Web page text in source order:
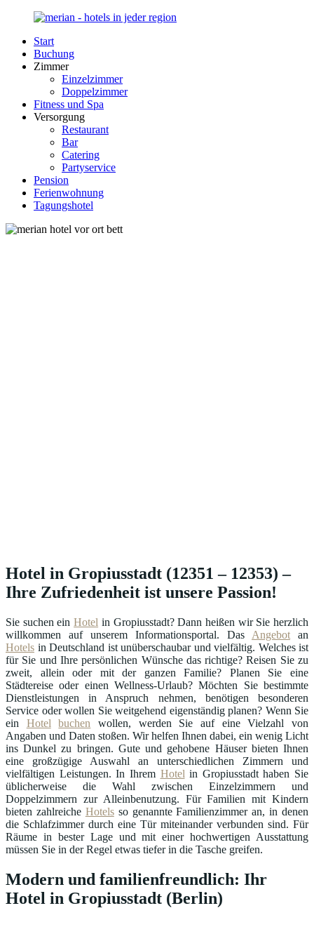
Zurück
Inhalt
Merian-
Hotel.de
Portal
Unterkunft
Deutschland
Start
Buchung
Zimmer
Einzelzimmer
Doppelzimmer
Fitness und Spa
Versorgung
Restaurant
Bar
Catering
Partyservice
Pension
Ferienwohnung
Tagungshotel
Hotel in Gropiusstadt (12351 – 12353) –
Ihre Zufriedenheit ist unsere Passion!
Sie suchen einHotel in Gropiusstadt? Dann heißen wir Sie herzlich
willkommen auf unserem Informationsportal. Das Angebot an
Hotels in Deutschland ist unüberschaubar und vielfältig. Welches ist
für Sie und Ihre persönlichen Wünsche das richtige? Reisen Sie zu
zweit, allein oder mit der ganzen Familie? Planen Sie eine
Städtereise oder einen Wellness-Urlaub? Möchten Sie bestimmte
Dienstleistungen in Anspruch nehmen, benötigen besonderen
Service oder wollen Sie weitgehend eigenständig planen? Wenn Sie
ein Hotel buchen wollen, werden Sie auf eine Vielzahl von
Angaben und Daten stoßen. Wir helfen Ihnen dabei, ein wenig Licht
ins Dunkel zu bringen. Gute und gehobene Häuser bieten Ihnen
eine großzügige Auswahl an unterschiedlichen Zimmern und
vielfältigen Leistungen. In Ihrem Hotel in Gropiusstadt haben Sie
üblicherweise die Wahl zwischen Einzelzimmern und
Doppelzimmern zur Alleinbenutzung. Für Familien mit Kindern
bieten zahlreiche Hotelsso genannte Familienzimmer an, in denen
die Schlafzimmer durch eine Tür miteinander verbunden sind. Für
Räume in bester Lage und mit einer hochwertigen Ausstattung
müssen Sie in der Regel etwas tiefer in die Tasche greifen.
Modern und familienfreundlich: Ihr
Hotel in Gropiusstadt (Berlin)